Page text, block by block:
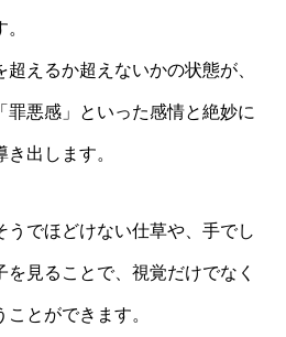
えるか超えないかの状態が、
罪悪感」といった感情と絶妙に
出します。
うでほどけない仕草や、手でし
見ることで、視覚だけでなく
とができます。